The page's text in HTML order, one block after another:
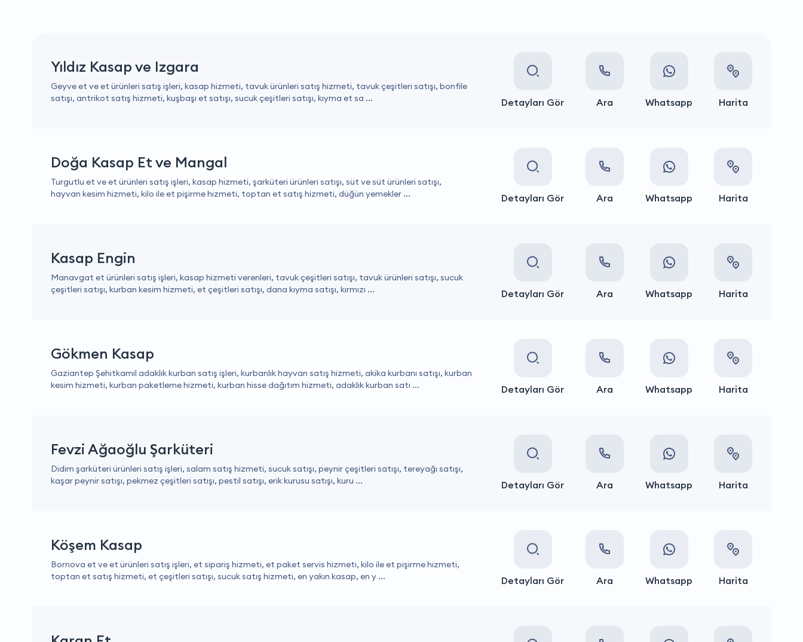
Yıldız Kasap ve Izgara
Geyve et ve et ürünleri satış işleri, kasap hizmeti, tavuk ürünleri satış hizmeti, tavuk çeşitleri satışı, bonfile
satışı, antrikot satış hizmeti, kuşbaşı et satışı, sucuk çeşitleri satışı, kıyma et sa ...
Detayları Gör Ara Whatsapp Harita
Doğa Kasap Et ve Mangal
Turgutlu et ve et ürünleri satış işleri, kasap hizmeti, şarküteri ürünleri satışı, süt ve süt ürünleri satışı,
hayvan kesim hizmeti, kilo ile et pişirme hizmeti, toptan et satış hizmeti, düğün yemekler ...
Detayları Gör Ara Whatsapp Harita
Kasap Engin
Manavgat et ürünleri satış işleri, kasap hizmeti verenleri, tavuk çeşitleri satışı, tavuk ürünleri satışı, sucuk
çeşitleri satışı, kurban kesim hizmeti, et çeşitleri satışı, dana kıyma satışı, kırmızı ...
Detayları Gör Ara Whatsapp Harita
Gökmen Kasap
Gaziantep Şehitkamil adaklık kurban satış işleri, kurbanlık hayvan satış hizmeti, akika kurbanı satışı, kurban
kesim hizmeti, kurban paketleme hizmeti, kurban hisse dağıtım hizmeti, adaklık kurban satı ...
Detayları Gör Ara Whatsapp Harita
Fevzi Ağaoğlu Şarküteri
Didim şarküteri ürünleri satış işleri, salam satış hizmeti, sucuk satışı, peynir çeşitleri satışı, tereyağı satışı,
kaşar peynir satışı, pekmez çeşitleri satışı, pestil satışı, erik kurusu satışı, kuru ...
Detayları Gör Ara Whatsapp Harita
Köşem Kasap
Bornova et ve et ürünleri satış işleri, et sipariş hizmeti, et paket servis hizmeti, kilo ile et pişirme hizmeti,
toptan et satış hizmeti, et çeşitleri satışı, sucuk satış hizmeti, en yakın kasap, en y ...
Detayları Gör Ara Whatsapp Harita